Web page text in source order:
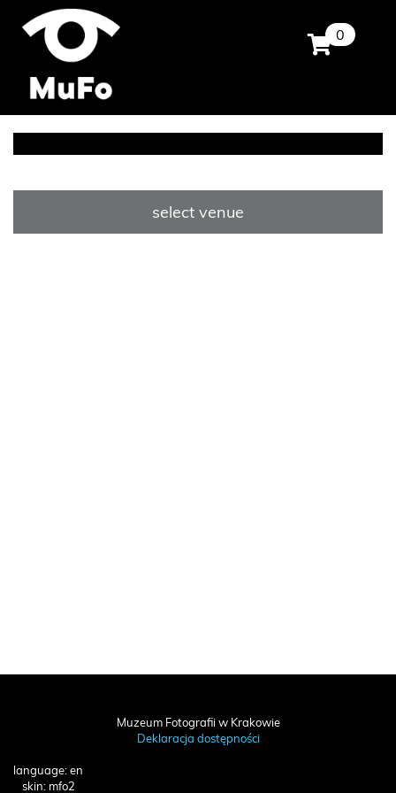
0
select venue
Muzeum Fotografii w Krakowie
Deklaracja dostępności
language: en
skin: mfo2